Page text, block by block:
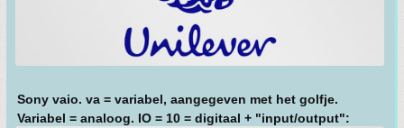
Sony vaio. va = variabel, aangegeven met het golfje.
Variabel = analoog. IO = 10 = digitaal + "input/output":